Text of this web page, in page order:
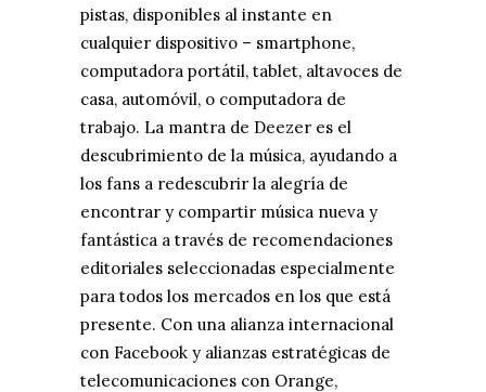
pistas, disponibles al instante en
cualquier dispositivo – smartphone,
computadora portátil, tablet, altavoces de
casa, automóvil, o computadora de
trabajo. La mantra de Deezer es el
descubrimiento de la música, ayudando a
los fans a redescubrir la alegría de
encontrar y compartir música nueva y
fantástica a través de recomendaciones
editoriales seleccionadas especialmente
para todos los mercados en los que está
presente. Con una alianza internacional
con Facebook y alianzas estratégicas de
telecomunicaciones con Orange,